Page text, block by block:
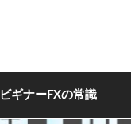
ビギナーFXの常識